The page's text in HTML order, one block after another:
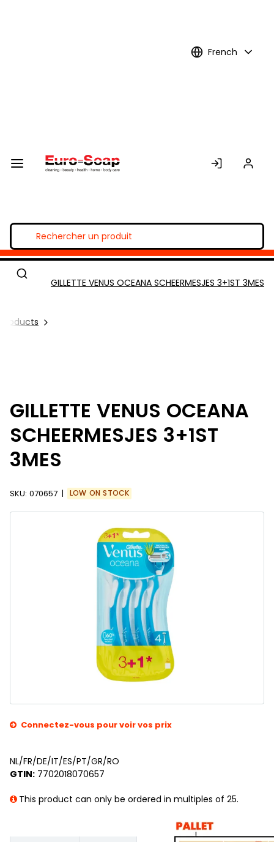
French
GILLETTE VENUS OCEANA SCHEERMESJES 3+1ST 3MES
GILLETTE VENUS OCEANA
SCHEERMESJES 3+1ST
3MES
SKU: 070657 LOW ON STOCK
Connectez-vous pour voir vos prix
NL/FR/DE/IT/ES/PT/GR/RO
GTIN: 7702018070657
This product can only be ordered in multiples of 25.